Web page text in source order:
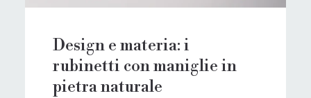
Design e materia: i
rubinetti con maniglie in
pietra naturale